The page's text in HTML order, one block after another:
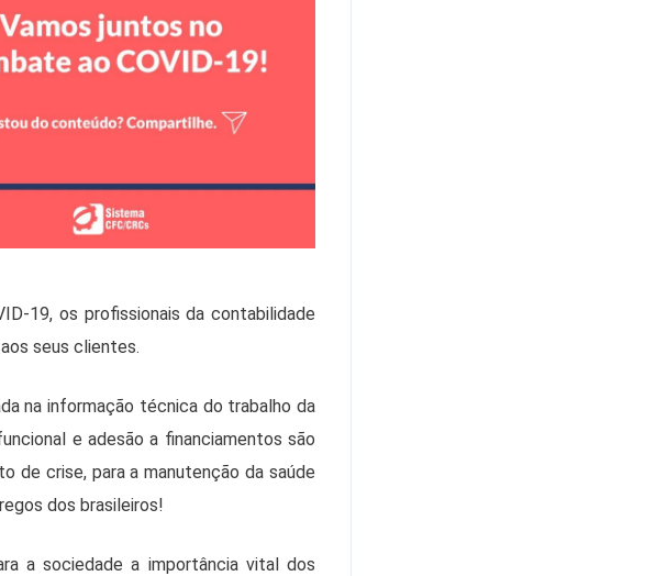
19, os profissionais da contabilidade
seus clientes.
na informação técnica do trabalho da
e adesão a financiamentos são
de crise, para a manutenção da saúde
dos brasileiros!
a sociedade a importância vital dos